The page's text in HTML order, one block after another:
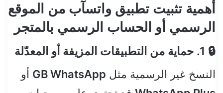
أهمية تثبيت تطبيق واتسآب من الموقع
الرسمي أو الحساب الرسمي بالمتجر
🔒 1. حماية من التطبيقات المزيفة أو المعدّلة
النسخ غير الرسمية مثل GB WhatsApp أو